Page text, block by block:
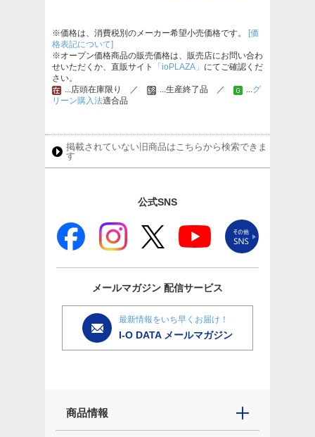
※価格は、消費税別のメーカー希望小売価格です。
[価
格表記について]
※オープン価格商品の販売価格は、販売店にお問い合わ
せいただくか、直販サイト
「ioPLAZA」 にてご確認くだ
さい。
...店頭在庫限り ／
...生産終了品 ／ ...グ
リーン購入法適合品
掲載されていない旧商品はこちらから検索できま
す
公式SNS
メールマガジン 配信サービス
最新情報をいち早くお届け！
I-O DATA メールマガジン
商品情報